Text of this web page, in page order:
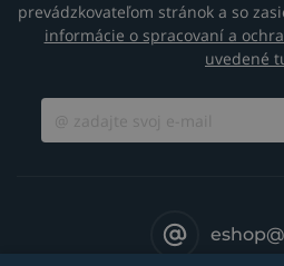
prevádzkovateľom stránok a so
informácie o spracovaní a
uvedené